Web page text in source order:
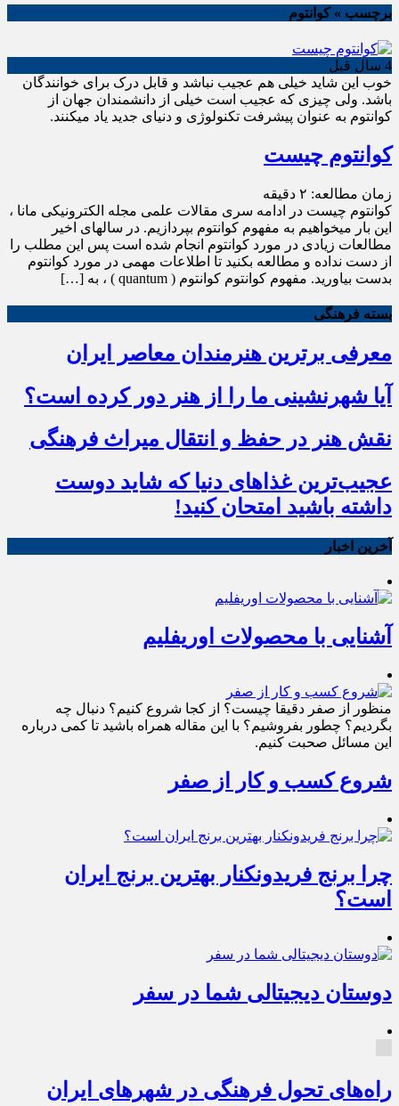
برچسب » کوانتوم
4 سال قبل
خوب این شاید خیلی هم عجیب نباشد و قابل درک برای خوانندگان
باشد. ولی چیزی که عجیب است خیلی از دانشمندان جهان از
کوانتوم به عنوان پیشرفت تکنولوژی و دنیای جدید یاد میکنند.
کوانتوم چیست
زمان مطالعه: ۲ دقیقه
کوانتوم چیست در ادامه سری مقالات علمی مجله الکترونیکی مانا ،
این بار میخواهیم به مفهوم کوانتوم بپردازیم. در سالهای اخیر
مطالعات زیادی در مورد کوانتوم انجام شده است پس این مطلب را
از دست نداده و مطالعه بکنید تا اطلاعات مهمی در مورد کوانتوم
بدست بیاورید. مفهوم کوانتوم کوانتوم ( quantum ) ، به […]
بسته فرهنگی
معرفی برترین هنرمندان معاصر ایران
آیا شهرنشینی ما را از هنر دور کرده است؟
نقش هنر در حفظ و انتقال میراث فرهنگی
عجیب‌ترین غذاهای دنیا که شاید دوست
داشته باشید امتحان کنید!
آخرین اخبار
آشنایی با محصولات اوریفلیم
منظور از صفر دقیقا چیست؟ از کجا شروع کنیم؟ دنبال چه
بگردیم؟ چطور بفروشیم؟ با این مقاله همراه باشید تا کمی درباره
این مسائل صحبت کنیم.
شروع کسب و کار از صفر
چرا برنج فریدونکنار بهترین برنج ایران
است؟
دوستان دیجیتالی شما در سفر
راه‌های تحول فرهنگی در شهرهای ایران